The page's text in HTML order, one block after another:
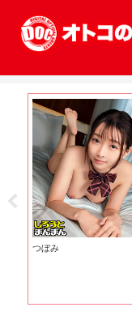
つぼみ